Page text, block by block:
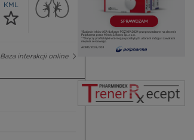
KML
Baza interakcji online